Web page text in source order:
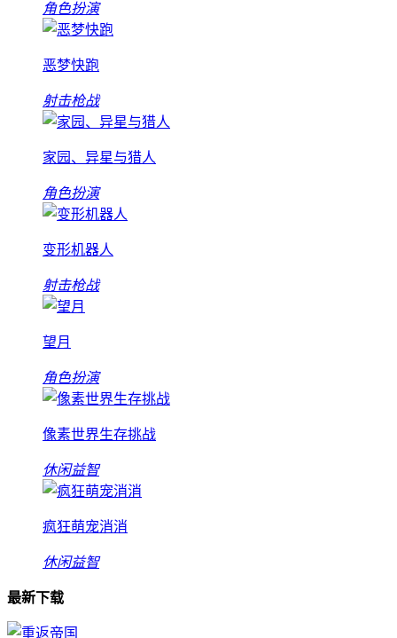
角色扮演
恶梦快跑
射击枪战
家园、异星与猎人
角色扮演
变形机器人
射击枪战
望月
角色扮演
像素世界生存挑战
休闲益智
疯狂萌宠消消
休闲益智
最新下载